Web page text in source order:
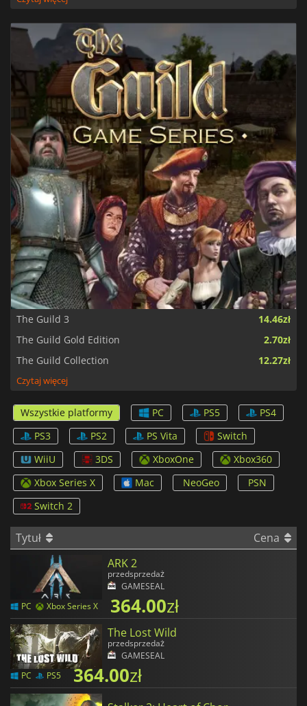
The Guild 3
14.46zł
The Guild Gold Edition
2.70zł
The Guild Collection
12.27zł
Czytaj więcej
Wszystkie platformy PC PS5
PS4
PS3
PS2 PS Vita
Switch
WiiU
3DS XboxOne
Xbox360
Xbox Series X
Mac NeoGeo
PSN
Switch 2
Tytuł
Cena
ARK 2
przedsprzedaż
GAMESEAL
PC
Xbox Series X 364.00zł
The Lost Wild
przedsprzedaż
GAMESEAL
PC
PS5 364.00zł